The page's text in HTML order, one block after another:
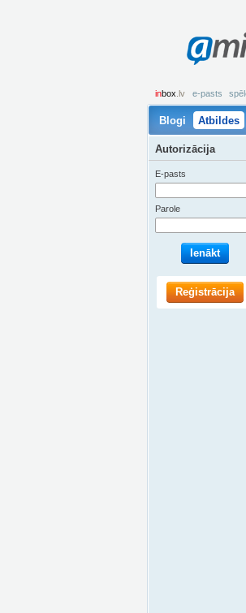
inbox .lv e-pasts
Blogi Atbildes
Autorizācija
E-pasts
Parole
Ienākt
Reģistrācija